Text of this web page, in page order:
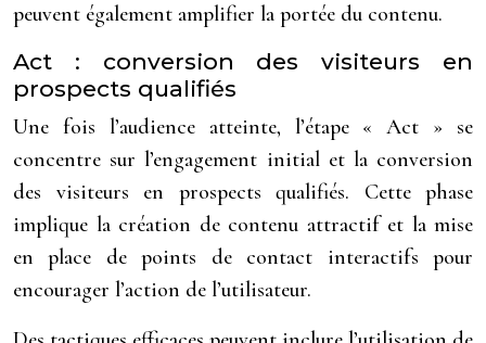
peuvent également amplifier la portée du contenu.
Act : conversion des visiteurs en
prospects qualifiés
Une fois l’audience atteinte, l’étape « Act » se
concentre sur l’engagement initial et la conversion
des visiteurs en prospects qualifiés. Cette phase
implique la création de contenu attractif et la mise
en place de points de contact interactifs pour
encourager l’action de l’utilisateur.